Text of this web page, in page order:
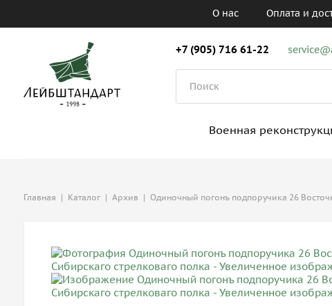
О нас Оплата и
+7 (905) 716 61-22
Военная
Главная | Каталог | Архив | Одиночный погонъ подпоручика 26